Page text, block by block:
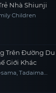
Nhà Shiunji
Children
Trên Đường Du
Giới Khác
Tadaima